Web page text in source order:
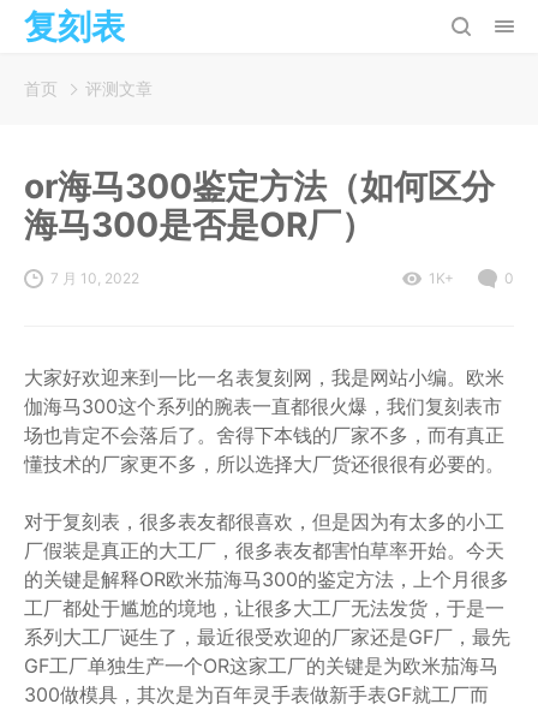
复刻表
首页 评测文章
or海马300鉴定方法（如何区分
海马300是否是OR厂）
7 月 10, 2022 1K+ 0
大家好欢迎来到一比一名表复刻网，我是网站小编。欧米
伽海马300这个系列的腕表一直都很火爆，我们复刻表市
场也肯定不会落后了。舍得下本钱的厂家不多，而有真正
懂技术的厂家更不多，所以选择大厂货还很很有必要的。
对于复刻表，很多表友都很喜欢，但是因为有太多的小工
厂假装是真正的大工厂，很多表友都害怕草率开始。今天
的关键是解释OR欧米茄海马300的鉴定方法，上个月很多
工厂都处于尴尬的境地，让很多大工厂无法发货，于是一
系列大工厂诞生了，最近很受欢迎的厂家还是GF厂，最先
GF工厂单独生产一个OR这家工厂的关键是为欧米茄海马
300做模具，其次是为百年灵手表做新手表GF就工厂而